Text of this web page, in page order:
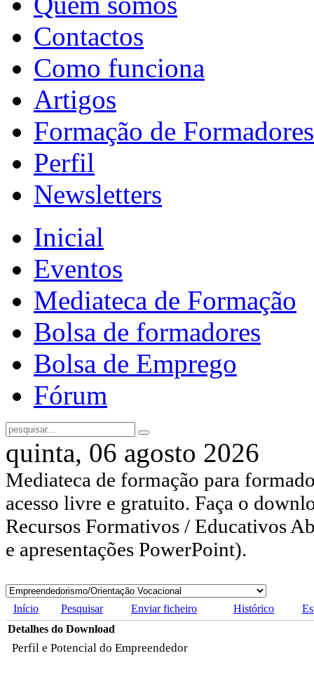
Contactos
Como funciona
Artigos
Formação de Formadores
Perfil
Newsletters
Inicial
Eventos
Mediateca de Formação
Bolsa de formadores
Bolsa de Emprego
Fórum
quinta, 06 agosto 2026
Mediateca de formação para
acesso livre e gratuito. Faça o
Recursos Formativos / Educativos
e apresentações PowerPoint).
Início Pesquisar Enviar ficheiro Histórico
Detalhes do Download
Perfil e Potencial do Empreendedor